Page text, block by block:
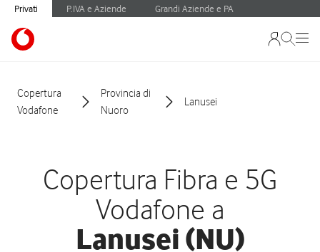
Privati P.IVA e Aziende Grandi Aziende e PA
Copertura
Vodafone
Provincia di
Nuoro
Lanusei
Copertura Fibra e 5G
Vodafone a
Lanusei (NU)